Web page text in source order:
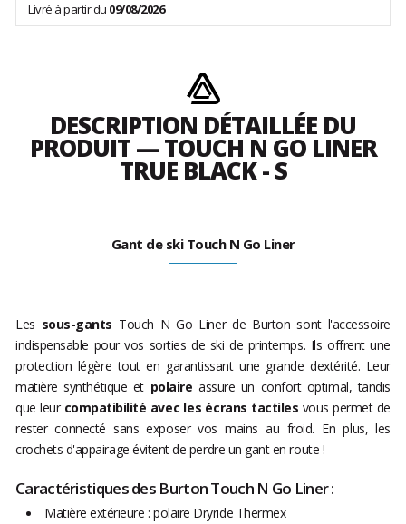
Livré à partir du 09/08/2026
DESCRIPTION DÉTAILLÉE DU
PRODUIT — TOUCH N GO LINER
TRUE BLACK - S
Gant de ski Touch N Go Liner
Les sous-gants Touch N Go Liner de Burton sont l'accessoire
indispensable pour vos sorties de ski de printemps. Ils offrent une
protection légère tout en garantissant une grande dextérité. Leur
matière synthétique et polaire assure un confort optimal, tandis
que leurcompatibilité avec les écrans tactiles vous permet de
rester connecté sans exposer vos mains au froid. En plus, les
crochets d'appairage évitent de perdre un gant en route !
Caractéristiques des Burton Touch N Go Liner :
Matière extérieure : polaire Dryride Thermex